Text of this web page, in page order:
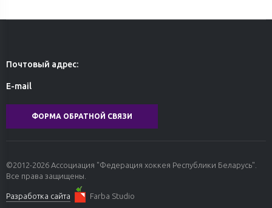
Почтовый адрес:
E-mail
ФОРМА ОБРАТНОЙ СВЯЗИ
©2012-2026 Ассоциация "Федерация хоккея Республики Беларусь".
Все права защищены.
Разработка сайта Farba Studio